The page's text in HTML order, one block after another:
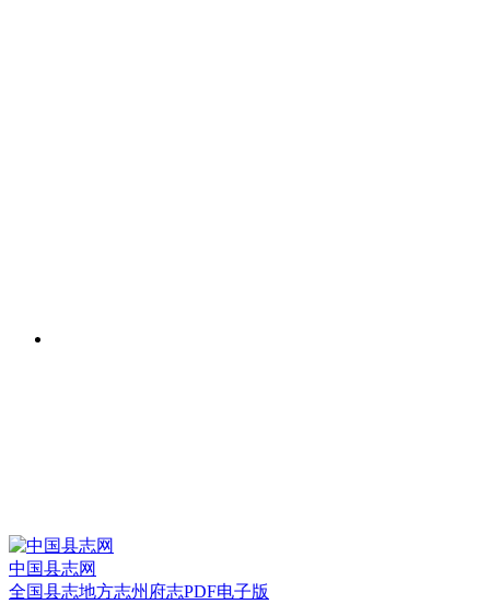
中国县志网
全国县志地方志州府志PDF电子版